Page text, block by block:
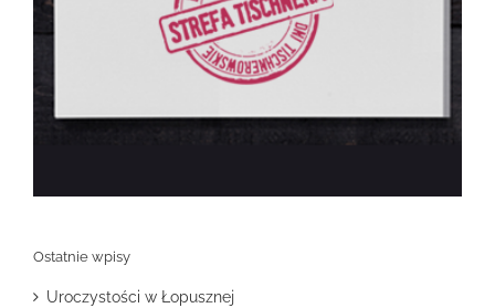
Ostatnie wpisy
Uroczystości w Łopusznej